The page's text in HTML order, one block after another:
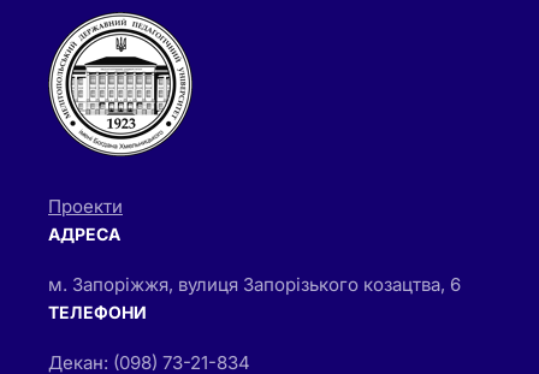
Проекти
АДРЕСА
м. Запоріжжя, вулиця Запорізького козацтва, 6
ТЕЛЕФОНИ
Декан: (098) 73-21-834